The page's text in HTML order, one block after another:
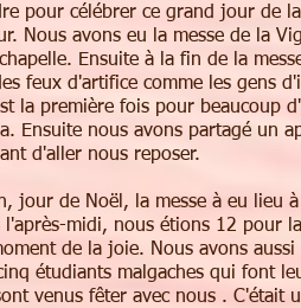
pour célébrer ce grand jour de
Nous avons eu la messe de la
Ensuite à la fin de la
feux d'artifice comme les gens
la première fois pour beaucoup
Ensuite nous avons partagé un
d'aller nous reposer.
jour de Noël, la messe à eu lieu
l'après-midi, nous étions 12 pour
de la joie. Nous avons aussi
étudiants malgaches qui font
venus fêter avec nous . C'était